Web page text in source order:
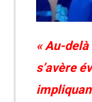
« Au-
s’avère